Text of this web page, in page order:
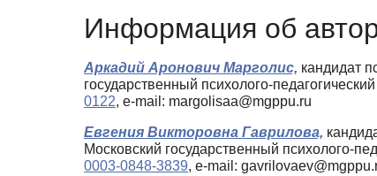
Информация об
Аркадий Аронович Марголис, кандидат
государственный психолого-
0122, e-mail: margolisaa@mgppu.ru
Евгения Викторовна Гаврилова,
Московский государственный психолого-
0003-0848-3839, e-mail: